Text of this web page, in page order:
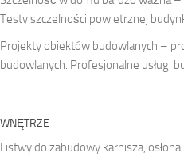
Testy szczelności powietrznej
Projekty obiektów budowlanych –
budowlanych. Profesjonalne usługi
WNĘTRZE
Listwy do zabudowy karnisza,